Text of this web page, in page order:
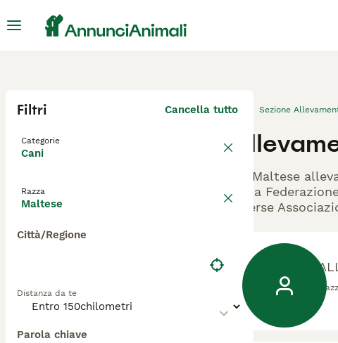
Filtri Cancella tutto
Categorie
Cani
Razza
Maltese
Città/Regione
Distanza da te
Parola chiave
Sezione
Gli Maltese
dalla
diverse